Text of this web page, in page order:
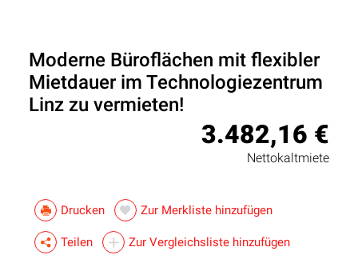
Moderne Büroflächen mit flexibler
Mietdauer im Technologiezentrum
Linz zu vermieten!
3.482,16 €
Nettokaltmiete
Drucken Zur Merkliste hinzufügen
Teilen Zur Vergleichsliste hinzufügen